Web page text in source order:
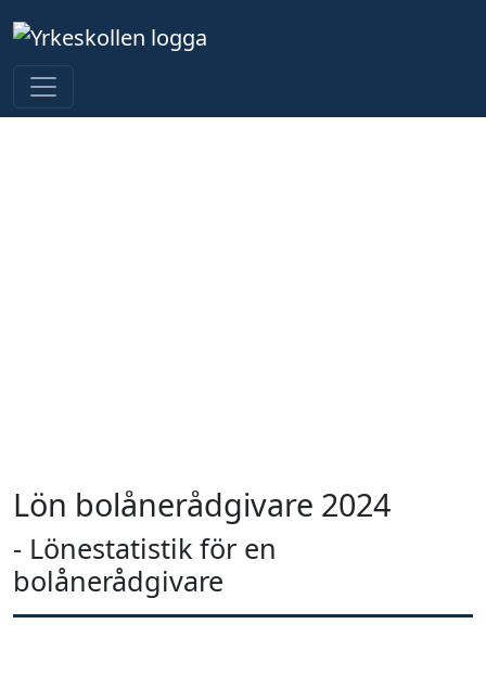
Lön bolånerådgivare 2024
- Lönestatistik för en
bolånerådgivare